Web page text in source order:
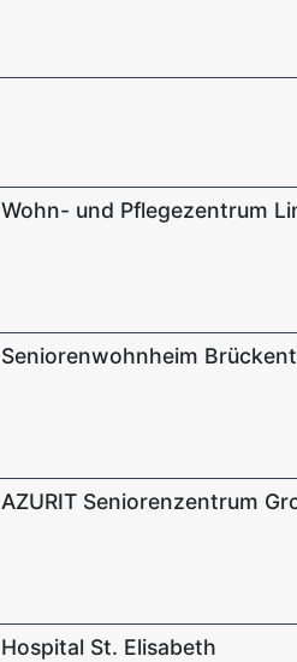
Wohn- und Pflegezentrum
Seniorenwohnheim
AZURIT Seniorenzentrum
Hospital St. Elisabeth